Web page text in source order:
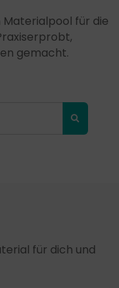
Materialpool für die
gemacht.
für dich und